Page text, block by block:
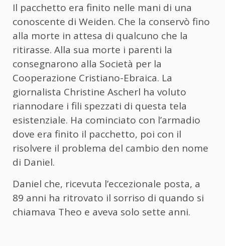
Il pacchetto era finito nelle mani di una
conoscente di Weiden. Che la conservò fino
alla morte in attesa di qualcuno che la
ritirasse. Alla sua morte i parenti la
consegnarono alla Società per la
Cooperazione Cristiano-Ebraica. La
giornalista Christine Ascherl ha voluto
riannodare i fili spezzati di questa tela
esistenziale. Ha cominciato con l’armadio
dove era finito il pacchetto, poi con il
risolvere il problema del cambio den nome
di Daniel.
Daniel che, ricevuta l’eccezionale posta, a
89 anni ha ritrovato il sorriso di quando si
chiamava Theo e aveva solo sette anni.